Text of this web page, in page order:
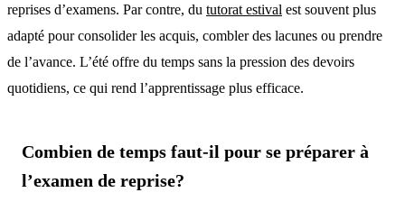
reprises d’examens. Par contre, du tutorat estival est souvent plus
adapté pour consolider les acquis, combler des lacunes ou prendre
de l’avance. L’été offre du temps sans la pression des devoirs
quotidiens, ce qui rend l’apprentissage plus efficace.
Combien de temps faut-il pour se préparer à
l’examen de reprise?